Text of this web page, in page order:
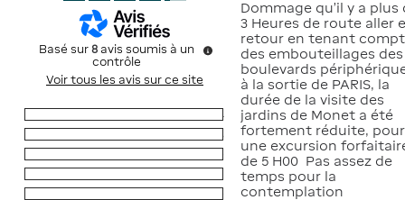
Basé sur 8 avis soumis à un
contrôle
Voir tous les avis sur ce site
4
3
Dommage qu'il y a plus
3 Heures de route aller
retour en tenant
des embouteillages des
boulevards
à la sortie de PARIS, la
durée de la visite des
jardins de Monet a été
fortement réduite, pour
une excursion
de 5 H00  Pas assez de
temps pour la
contemplation